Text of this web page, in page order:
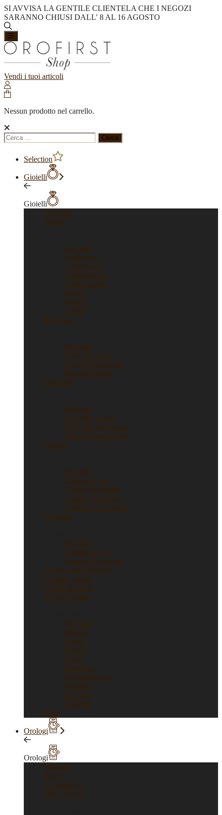
SI AVVISA LA GENTILE CLIENTELA CHE I NEGOZI
SARANNO CHIUSI DALL' 8 AL 16 AGOSTO
Vendi i tuoi articoli
Nessun prodotto nel carrello.
Ricerca
per:
Selection
Gioielli
Gioielli
Vedi tutti
Anelli
Vedi tutti
Anelli oro
Anelli fascia
Anelli Eternity
Anelli argento
Solitari
Verette
Trilogy
Bracciali
Vedi tutti
Bracciali in oro
Bracciali in argento
Bracciali tennis
Orecchini
Vedi tutti
Orecchini in oro
Orecchini in argento
Orecchini punto luce
Collane
Vedi tutti
Collane in oro
Collane in argento
Collane punto luce
Collane con ciondoli
Ciondoli
Vedi tutti
Ciondoli in oro
Ciondoli in argento
Gioielli con Diamanti
Gioielli vintage
Gioielli d’artista
Gioielli firmati
Vedi tutti
Bulgari
Cartier
Tiffany
Gucci
Pomellato
Pasquale Bruni
Damiani
Re Carlo
Vedi tutti
Sold
Orologi
Orologi
Vedi tutti
Rolex
Cronografi
Tutti i brand